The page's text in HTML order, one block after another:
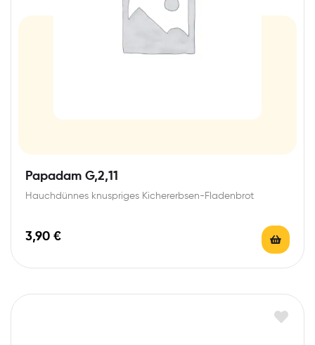
Papadam G,2,11
Hauchdünnes knuspriges Kichererbsen-Fladenbrot
3,90 €